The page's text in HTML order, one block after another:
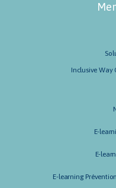
Inclusive Way
E-
E-
E-learning